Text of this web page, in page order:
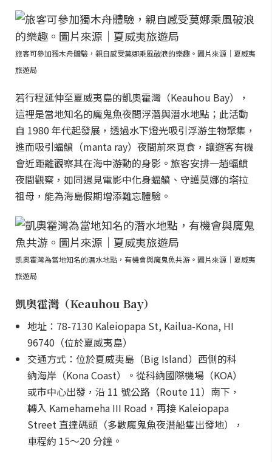
旅客可參加獨木舟體驗，親自感受莫娜乘風破浪的樂趣。圖片來源｜夏威夷
旅遊局
若行程延伸至夏威夷島的凱奧霍灣（Keauhou Bay），
這裡是當地知名的魔鬼魚夜間浮潛與潛水地點；此活動
自 1980 年代起發展，透過水下燈光吸引浮游生物聚集，
進而吸引蝠鱝（manta ray）夜間前來覓食，讓遊客有機
會近距離觀察其在海中游動的身影。旅客安排一趟蝠鱝
夜間觀察，如同遇見電影中化身蝠鱝、守護莫娜的塔拉
祖母，能為海島假期增添難忘體驗。
凱奧霍灣為當地知名的潛水地點，有機會與魔鬼魚共游。圖片來源｜夏威夷
旅遊局
凱奧霍灣（Keauhou Bay）
地址：78-7130 Kaleiopapa St, Kailua-Kona, HI
96740（位於夏威夷島）
交通方式：位於夏威夷島（Big Island）西側的科
納海岸（Kona Coast）。從科納國際機場（KOA）
或市中心出發，沿 11 號公路（Route 11）南下，
轉入 Kamehameha III Road，再接 Kaleiopapa
Street 直達碼頭（多數魔鬼魚夜潛船隻出發地），
車程約 15～20 分鐘。